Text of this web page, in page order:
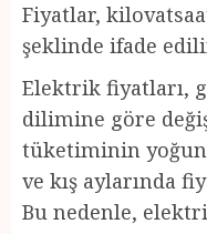
Fiyatlar,
şeklinde ifade
Elektrik fiyatları,
dilimine göre
tüketiminin
ve kış aylarında
Bu nedenle,